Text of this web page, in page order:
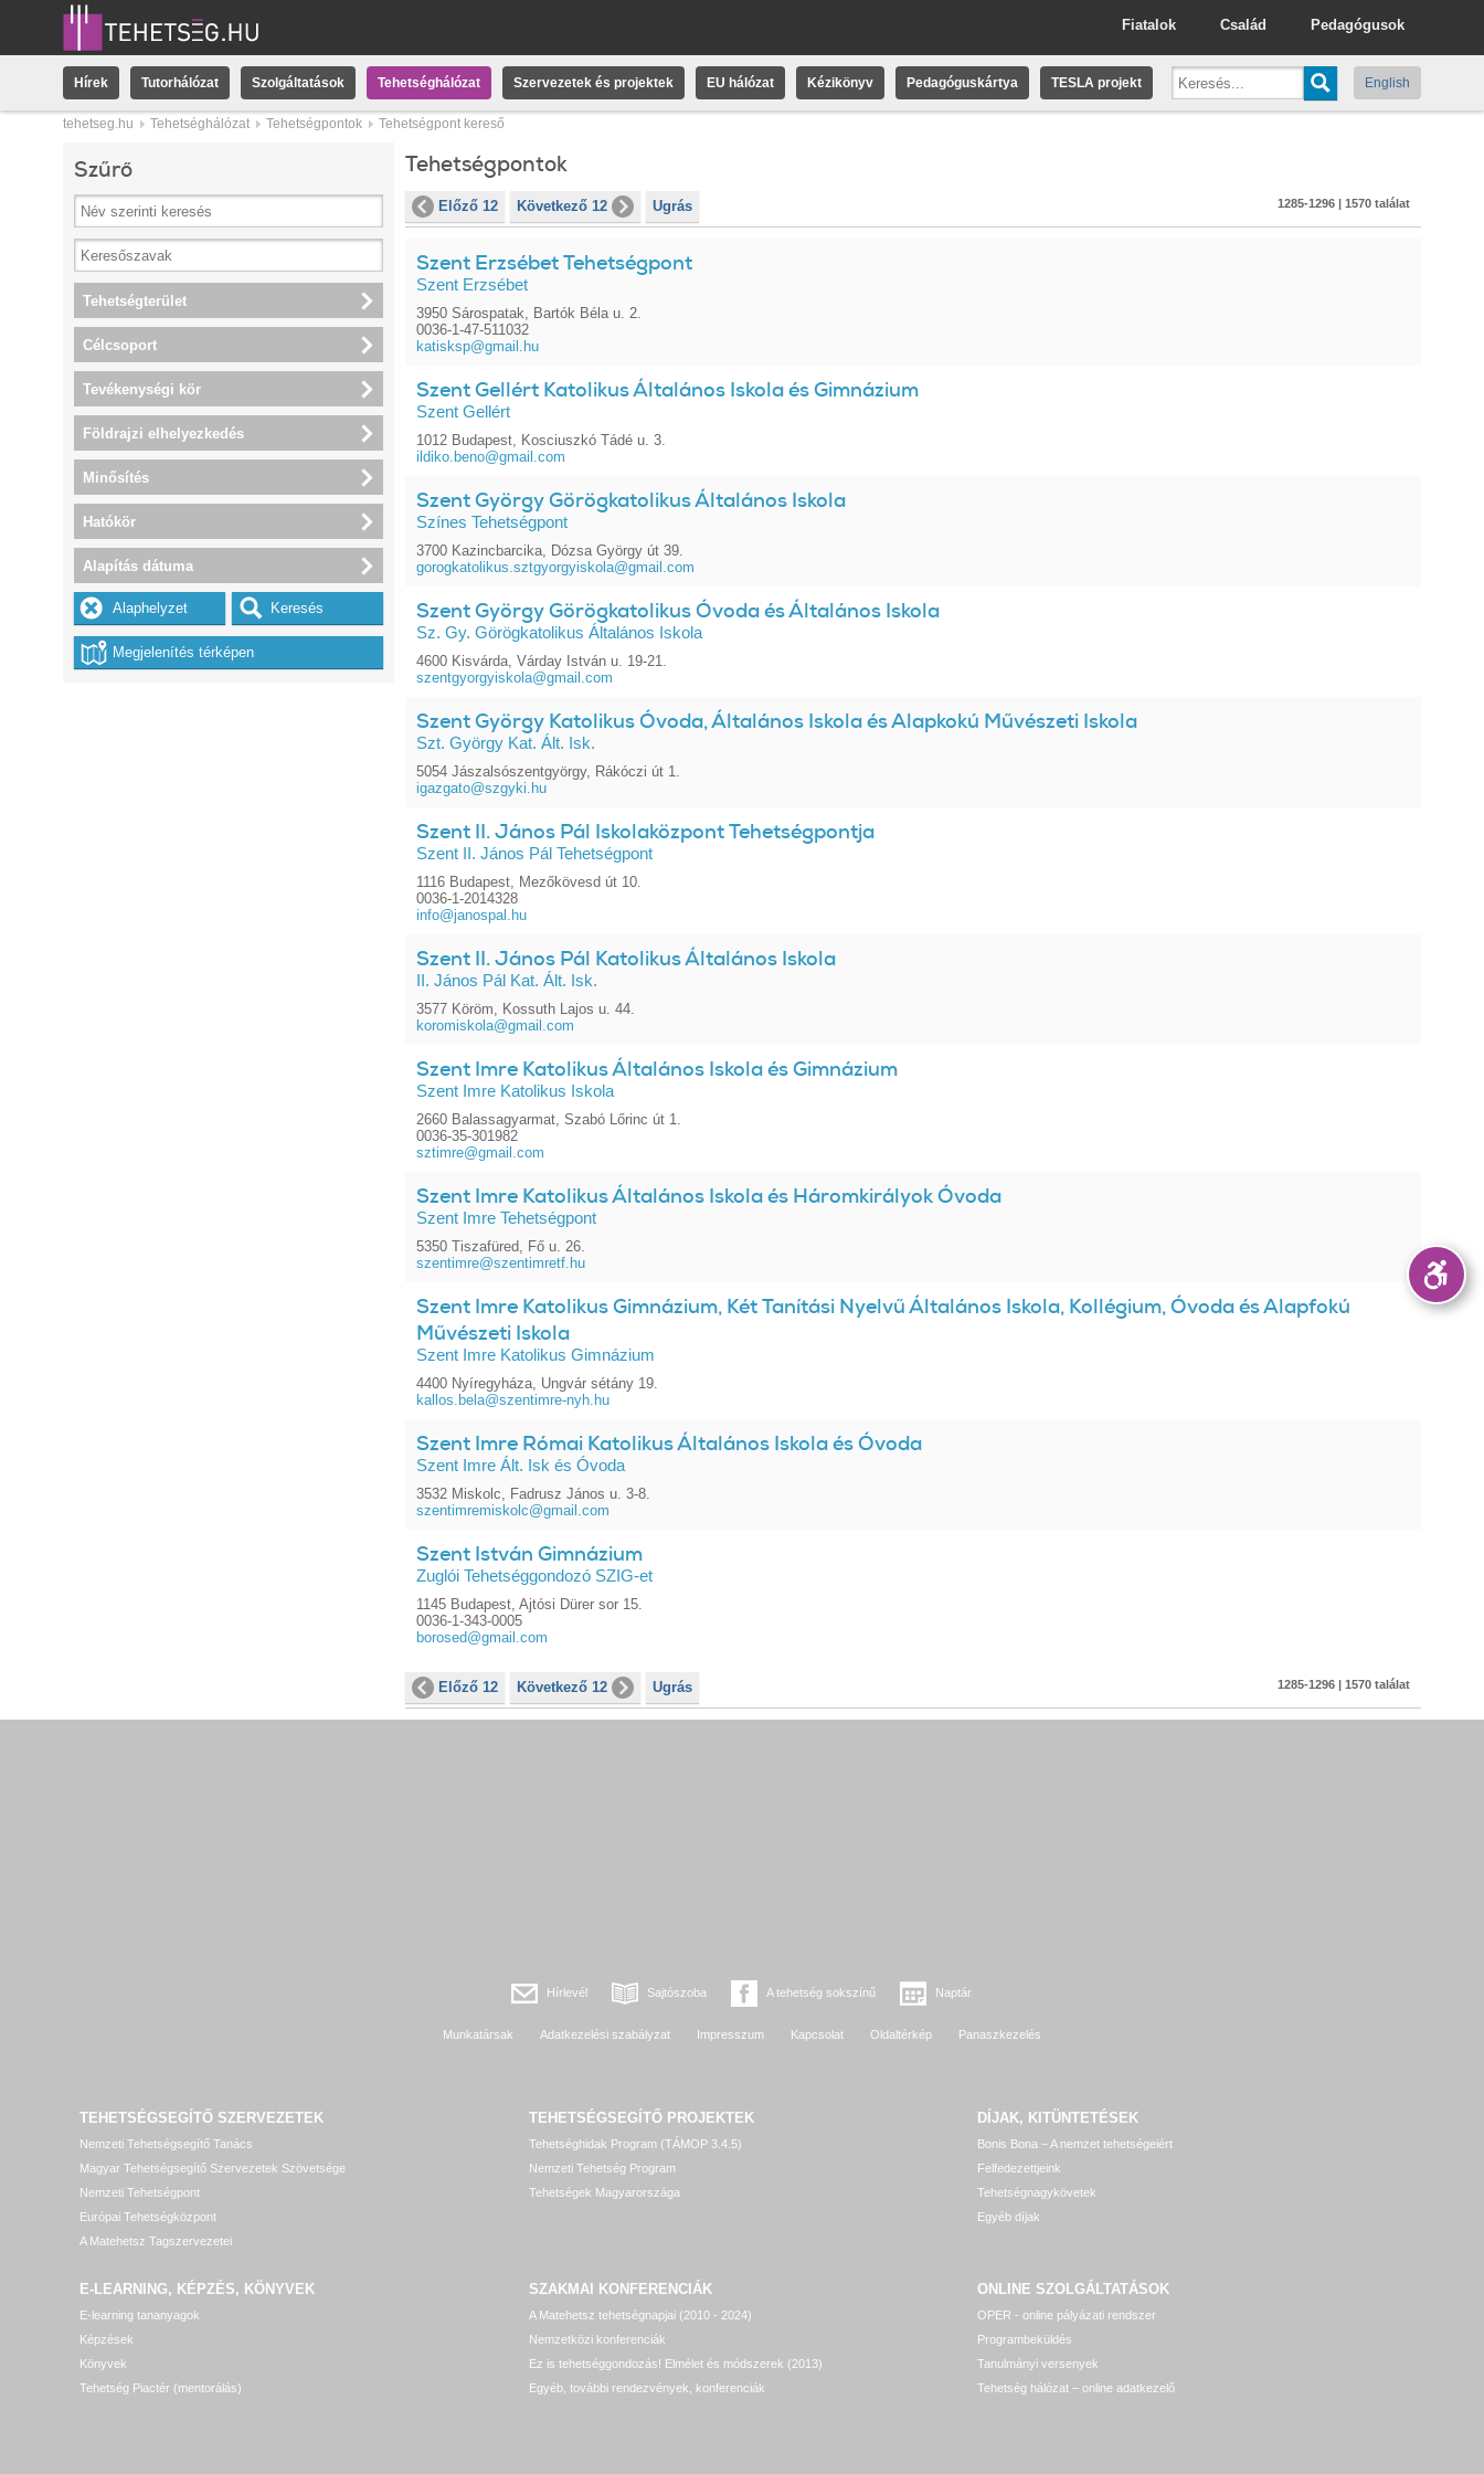
Pedagógusok
Család
Fiatalok
Hírek Tutorhálózat Szolgáltatások Tehetséghálózat Szervezetek és projektek EU hálózat Kézikönyv Pedagóguskártya TESLA projekt English
tehetseg.hu Tehetséghálózat Tehetségpontok Tehetségpont kereső
Tehetségpontok
Előző 12 Következő 12 Ugrás 1285-1296 | 1570 találat
Szent Erzsébet Tehetségpont
Szent Erzsébet
3950 Sárospatak, Bartók Béla u. 2.
0036-1-47-511032
katisksp@gmail.hu
Szent Gellért Katolikus Általános Iskola és Gimnázium
Szent Gellért
1012 Budapest, Kosciuszkó Tádé u. 3.
ildiko.beno@gmail.com
Szent György Görögkatolikus Általános Iskola
Színes Tehetségpont
3700 Kazincbarcika, Dózsa György út 39.
gorogkatolikus.sztgyorgyiskola@gmail.com
Szent György Görögkatolikus Óvoda és Általános Iskola
Sz. Gy. Görögkatolikus Általános Iskola
4600 Kisvárda, Várday István u. 19-21.
szentgyorgyiskola@gmail.com
Szent György Katolikus Óvoda, Általános Iskola és Alapkokú Művészeti Iskola
Szt. György Kat. Ált. Isk.
5054 Jászalsószentgyörgy, Rákóczi út 1.
igazgato@szgyki.hu
Szent II. János Pál Iskolaközpont Tehetségpontja
Szent II. János Pál Tehetségpont
1116 Budapest, Mezőkövesd út 10.
0036-1-2014328
info@janospal.hu
Szent II. János Pál Katolikus Általános Iskola
II. János Pál Kat. Ált. Isk.
3577 Köröm, Kossuth Lajos u. 44.
koromiskola@gmail.com
Szent Imre Katolikus Általános Iskola és Gimnázium
Szent Imre Katolikus Iskola
2660 Balassagyarmat, Szabó Lőrinc út 1.
0036-35-301982
sztimre@gmail.com
Szent Imre Katolikus Általános Iskola és Háromkirályok Óvoda
Szent Imre Tehetségpont
5350 Tiszafüred, Fő u. 26.
szentimre@szentimretf.hu
Szent Imre Katolikus Gimnázium, Két Tanítási Nyelvű Általános Iskola, Kollégium, Óvoda és Alapfokú
Művészeti Iskola
Szent Imre Katolikus Gimnázium
4400 Nyíregyháza, Ungvár sétány 19.
kallos.bela@szentimre-nyh.hu
Szent Imre Római Katolikus Általános Iskola és Óvoda
Szent Imre Ált. Isk és Óvoda
3532 Miskolc, Fadrusz János u. 3-8.
szentimremiskolc@gmail.com
Szent István Gimnázium
Zuglói Tehetséggondozó SZIG-et
1145 Budapest, Ajtósi Dürer sor 15.
0036-1-343-0005
borosed@gmail.com
Előző 12 Következő 12 Ugrás 1285-1296 | 1570 találat
Szűrő
Tehetségterület
Célcsoport
Tevékenységi kör
Földrajzi elhelyezkedés
Minősítés
Hatókör
Alapítás dátuma
Hírlevél Sajtószoba A tehetség sokszínű Naptár
Munkatársak Adatkezelési szabályzat Impresszum Kapcsolat Oldaltérkép Panaszkezelés
TEHETSÉGSEGÍTŐ SZERVEZETEK
Nemzeti Tehetségsegítő Tanács
Magyar Tehetségsegítő Szervezetek Szövetsége
Nemzeti Tehetségpont
Európai Tehetségközpont
A Matehetsz Tagszervezetei
TEHETSÉGSEGÍTŐ PROJEKTEK
Tehetséghidak Program (TÁMOP 3.4.5)
Nemzeti Tehetség Program
Tehetségek Magyarországa
DÍJAK, KITÜNTETÉSEK
Bonis Bona – A nemzet tehetségeiért
Felfedezettjeink
Tehetségnagykövetek
Egyéb díjak
E-LEARNING, KÉPZÉS, KÖNYVEK
E-learning tananyagok
Képzések
Könyvek
Tehetség Piactér (mentorálás)
SZAKMAI KONFERENCIÁK
A Matehetsz tehetségnapjai (2010 - 2024)
Nemzetközi konferenciák
Ez is tehetséggondozás! Elmélet és módszerek (2013)
Egyéb, további rendezvények, konferenciák
ONLINE SZOLGÁLTATÁSOK
OPER - online pályázati rendszer
Programbeküldés
Tanulmányi versenyek
Tehetség hálózat – online adatkezelő